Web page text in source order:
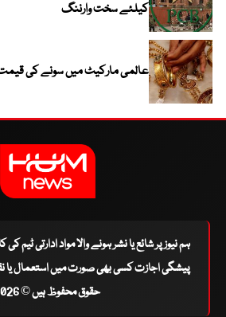
کیلئے سخت وارننگ
عالمی مارکیٹ میں سونے کی قیمت
ہم نیوز پر شائع یا نشر ہونے والا مواد ادارتی ٹیم
پیشگی اجازت کسی بھی صورت میں استعمال یا
حقوق محفوظ ہیں © 2026